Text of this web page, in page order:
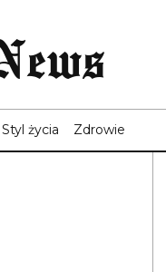
Styl życia Zdrowie